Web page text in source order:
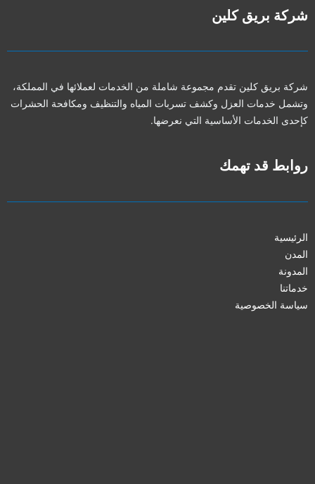
شركة بريق كلين
شركة بريق كلين تقدم مجموعة شاملة من الخدمات لعملائها في المملكة،
وتشمل خدمات العزل وكشف تسربات المياه والتنظيف ومكافحة الحشرات
كإحدى الخدمات الأساسية التي نعرضها.
روابط قد تهمك
الرئيسية
المدن
المدونة
خدماتنا
سياسة الخصوصية